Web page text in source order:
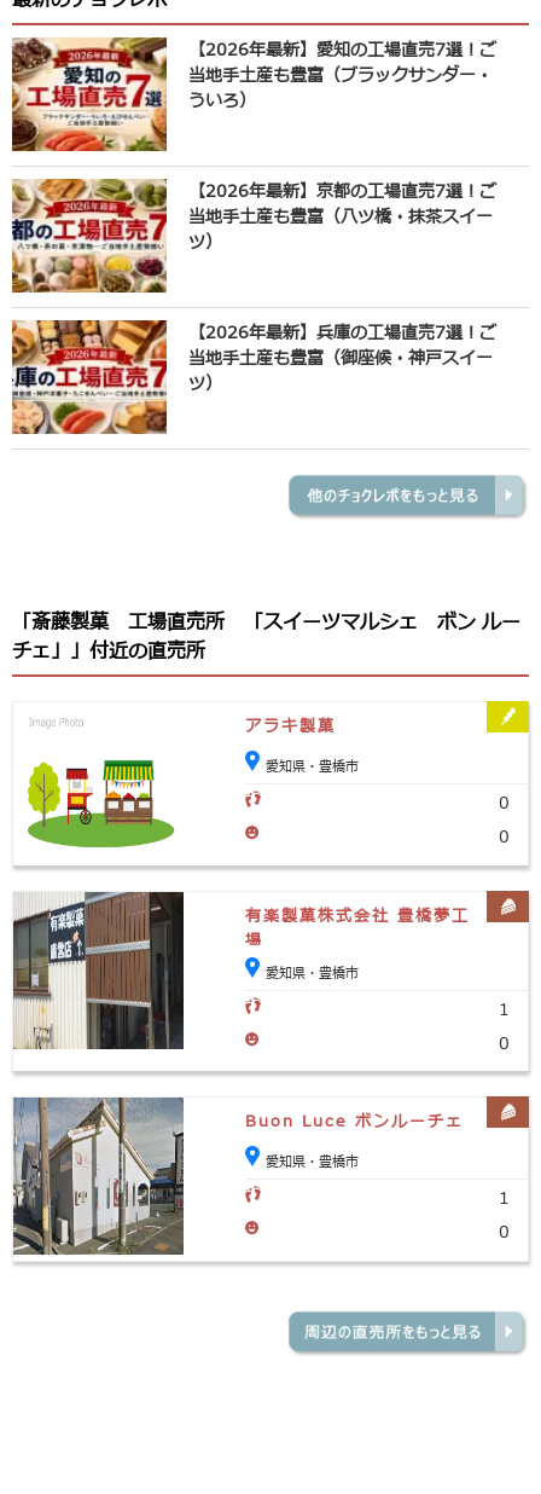
【2026年最新】愛知の工場直売7選！ご
当地手土産も豊富（ブラックサンダー・
ういろ）
【2026年最新】京都の工場直売7選！ご
当地手土産も豊富（八ツ橋・抹茶スイー
ツ）
【2026年最新】兵庫の工場直売7選！ご
当地手土産も豊富（御座候・神戸スイー
ツ）
「斎藤製菓 工場直売所 「スイーツマルシェ ボン ルー
チェ」」付近の直売所
アラキ製菓
愛知県・豊橋市
0
0
有楽製菓株式会社 豊橋夢工
場
愛知県・豊橋市
1
0
Buon Luce ボンルーチェ
愛知県・豊橋市
1
0